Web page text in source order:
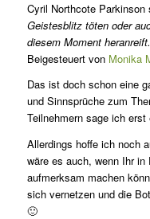
Cyril Northcote Parkinson
Geistesblitz töten oder
diesem Moment heranreift.
Beigesteuert von Monika
Das ist doch schon eine
und Sinnsprüche zum
Teilnehmern sage ich erst
Allerdings hoffe ich noch
wäre es auch, wenn Ihr
aufmerksam machen
sich vernetzen und die
🙂